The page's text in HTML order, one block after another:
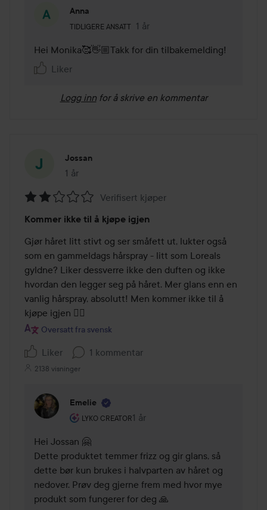
Anna
TIDLIGERE ANSATT
Brukerens rolle: Tidligere ansatt.
1 år
Kommentaren lades 1 år
Hei Monika🥰👋🏼Takk for din tilbakemelding!
Liker
Logg inn for å skrive en kommentar
Jossan
1 år
Innlegget ble opprettet 1 år
2
av
5
Verifisert kjøper
Kommer ikke til å kjøpe igjen
Gjør håret litt stivt og ser småfett ut, lukter også
som en gammeldags hårspray - litt som Loreals
gyldne? Liker dessverre ikke den duften og ikke
hvordan den legger seg på håret. Mer glans enn en
vanlig hårspray, absolutt! Men kommer ikke til å
kjøpe igjen 🤷‍♀️
Oversatt fra svensk
Liker 1 kommentar
2138 visninger
Emelie
LYKO CREATOR
Brukerens rolle: Lyko Creator.
1 år
Kommentaren lades 1 år
Hei Jossan 🤗
Dette produktet temmer frizz og gir glans, så
dette bør kun brukes i halvparten av håret og
nedover. Prøv deg gjerne frem med hvor mye
produkt som fungerer for deg 🙏